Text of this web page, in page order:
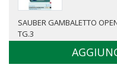
SAUBER GAMBALETTO
TG.3